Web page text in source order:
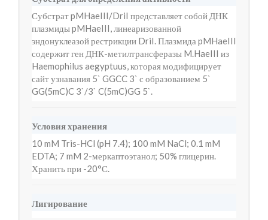
Субстрат pMHaeIII/DriI представляет собой ДНК
плазмиды pMHaeIII, линеаризованной
эндонуклеазой рестрикции DriI. Плазмида pMHaeIII
содержит ген ДНК-метилтрансферазы M.HaeIII из
Haemophilus aegyptuus, которая модифицирует
сайт узнавания 5` GGCC 3` с образованием 5`
GG(5mC)C 3`/3` C(5mC)GG 5`.
Условия хранения
10 mM Tris-HCl (pH 7.4); 100 mM NaCl; 0.1 mM
EDTA; 7 mM 2-меркаптоэтанол; 50% глицерин.
Хранить при -20°С.
Лигирование